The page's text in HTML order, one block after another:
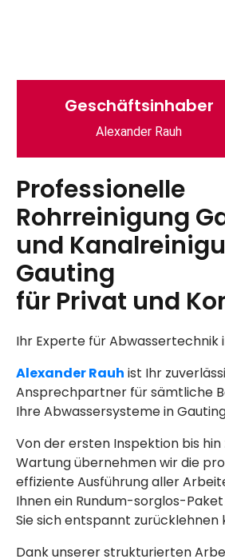
Geschäftsinhaber
Alexander Rauh
Professionelle
Rohrreinigung
und
Gauting
für Privat und
Ihr Experte für Abwassertechnik
Alexander Rauh ist Ihr
Ansprechpartner für sämtliche
Ihre Abwassersysteme in
Von der ersten Inspektion bis
Wartung übernehmen wir die
effiziente Ausführung aller
Ihnen ein Rundum-sorglos-
Sie sich entspannt zurücklehnen
Dank unserer strukturierten